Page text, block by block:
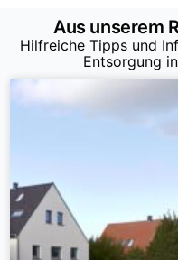
Aus unserem
Hilfreiche Tipps und
Entsorgung